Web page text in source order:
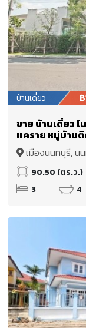
บ้านเดี่ยว
ขาย บ้านเดี่ยว โ
แคราย หมู่บ้าน
ใกล้เซ็นทรัลรัต
เมืองนนทบุรี, น
90.50 (ตร.ว.)
3
4